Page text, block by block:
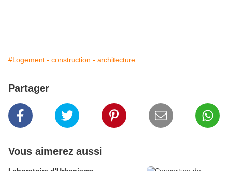
#Logement - construction - architecture
Partager
Vous aimerez aussi